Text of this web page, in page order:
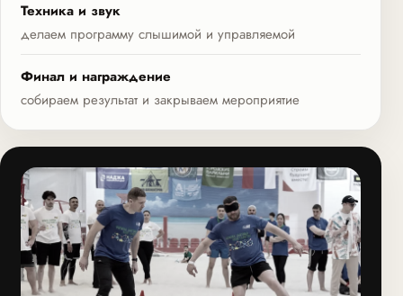
Техника и звук
делаем программу слышимой и управляемой
Финал и награждение
собираем результат и закрываем мероприятие